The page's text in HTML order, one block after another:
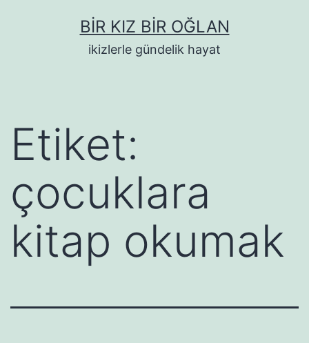
BIR KIZ BIR OĞLAN
ikizlerle gündelik hayat
Etiket:
çocuklara
kitap okumak